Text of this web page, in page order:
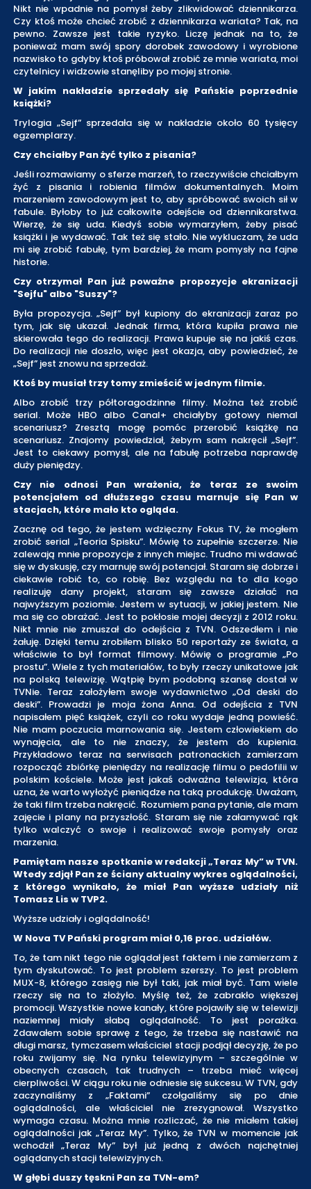
Nikt nie wpadnie na pomysł żeby zlikwidować dziennikarza.
Czy ktoś może chcieć zrobić z dziennikarza wariata? Tak, na
pewno. Zawsze jest takie ryzyko. Liczę jednak na to, że
ponieważ mam swój spory dorobek zawodowy i wyrobione
nazwisko to gdyby ktoś próbował zrobić ze mnie wariata, moi
czytelnicy i widzowie stanęliby po mojej stronie.
W jakim nakładzie sprzedały się Pańskie poprzednie
książki?
Trylogia „Sejf” sprzedała się w nakładzie około 60 tysięcy
egzemplarzy.
Czy chciałby Pan żyć tylko z pisania?
Jeśli rozmawiamy o sferze marzeń, to rzeczywiście chciałbym
żyć z pisania i robienia filmów dokumentalnych. Moim
marzeniem zawodowym jest to, aby spróbować swoich sił w
fabule. Byłoby to już całkowite odejście od dziennikarstwa.
Wierzę, że się uda. Kiedyś sobie wymarzyłem, żeby pisać
książki i je wydawać. Tak też się stało. Nie wykluczam, że uda
mi się zrobić fabułę, tym bardziej, że mam pomysły na fajne
historie.
Czy otrzymał Pan już poważne propozycje ekranizacji
"Sejfu" albo "Suszy"?
Była propozycja. „Sejf” był kupiony do ekranizacji zaraz po
tym, jak się ukazał. Jednak firma, która kupiła prawa nie
skierowała tego do realizacji. Prawa kupuje się na jakiś czas.
Do realizacji nie doszło, więc jest okazja, aby powiedzieć, że
„Sejf” jest znowu na sprzedaż.
Ktoś by musiał trzy tomy zmieścić w jednym filmie.
Albo zrobić trzy półtoragodzinne filmy. Można też zrobić
serial. Może HBO albo Canal+ chciałyby gotowy niemal
scenariusz? Zresztą mogę pomóc przerobić książkę na
scenariusz. Znajomy powiedział, żebym sam nakręcił „Sejf”.
Jest to ciekawy pomysł, ale na fabułę potrzeba naprawdę
duży pieniędzy.
Czy nie odnosi Pan wrażenia, że teraz ze swoim
potencjałem od dłuższego czasu marnuje się Pan w
stacjach, które mało kto ogląda.
Zacznę od tego, że jestem wdzięczny Fokus TV, że mogłem
zrobić serial „Teoria Spisku”. Mówię to zupełnie szczerze. Nie
zalewają mnie propozycje z innych miejsc. Trudno mi wdawać
się w dyskusję, czy marnuję swój potencjał. Staram się dobrze i
ciekawie robić to, co robię. Bez względu na to dla kogo
realizuję dany projekt, staram się zawsze działać na
najwyższym poziomie. Jestem w sytuacji, w jakiej jestem. Nie
ma się co obrażać. Jest to pokłosie mojej decyzji z 2012 roku.
Nikt mnie nie zmuszał do odejścia z TVN. Odszedłem i nie
żałuję. Dzięki temu zrobiłem blisko 50 reportaży ze świata, a
właściwie to był format filmowy. Mówię o programie „Po
prostu”. Wiele z tych materiałów, to były rzeczy unikatowe jak
na polską telewizję. Wątpię bym podobną szansę dostał w
TVNie. Teraz założyłem swoje wydawnictwo „Od deski do
deski”. Prowadzi je moja żona Anna. Od odejścia z TVN
napisałem pięć książek, czyli co roku wydaje jedną powieść.
Nie mam poczucia marnowania się. Jestem człowiekiem do
wynajęcia, ale to nie znaczy, że jestem do kupienia.
Przykładowo teraz na serwisach patronackich zamierzam
rozpocząć zbiórkę pieniędzy na realizację filmu o pedofilii w
polskim kościele. Może jest jakaś odważna telewizja, która
uzna, że warto wyłożyć pieniądze na taką produkcję. Uważam,
że taki film trzeba nakręcić. Rozumiem pana pytanie, ale mam
zajęcie i plany na przyszłość. Staram się nie załamywać rąk
tylko walczyć o swoje i realizować swoje pomysły oraz
marzenia.
Pamiętam nasze spotkanie w redakcji „Teraz My” w TVN.
Wtedy zdjął Pan ze ściany aktualny wykres oglądalności,
z którego wynikało, że miał Pan wyższe udziały niż
Tomasz Lis w TVP2.
Wyższe udziały i oglądalność!
W Nova TV Pański program miał 0,16 proc. udziałów.
To, że tam nikt tego nie oglądał jest faktem i nie zamierzam z
tym dyskutować. To jest problem szerszy. To jest problem
MUX-8, którego zasięg nie był taki, jak miał być. Tam wiele
rzeczy się na to złożyło. Myślę też, że zabrakło większej
promocji. Wszystkie nowe kanały, które pojawiły się w telewizji
naziemnej miały słabą oglądalność. To jest porażka.
Zdawałem sobie sprawę z tego, że trzeba się nastawić na
długi marsz, tymczasem właściciel stacji podjął decyzję, że po
roku zwijamy się. Na rynku telewizyjnym – szczególnie w
obecnych czasach, tak trudnych – trzeba mieć więcej
cierpliwości. W ciągu roku nie odniesie się sukcesu. W TVN, gdy
zaczynaliśmy z „Faktami” czołgaliśmy się po dnie
oglądalności, ale właściciel nie zrezygnował. Wszystko
wymaga czasu. Można mnie rozliczać, że nie miałem takiej
oglądalności jak „Teraz My”. Tylko, że TVN w momencie jak
wchodził „Teraz My” był już jedną z dwóch najchętniej
oglądanych stacji telewizyjnych.
W głębi duszy tęskni Pan za TVN-em?